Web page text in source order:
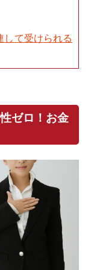
して受けられる
ゼロ！お金